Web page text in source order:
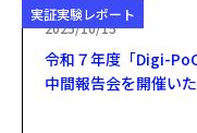
実証実験レポート
2025/10/15
令和７年度「Digi-
中間報告会を開催い